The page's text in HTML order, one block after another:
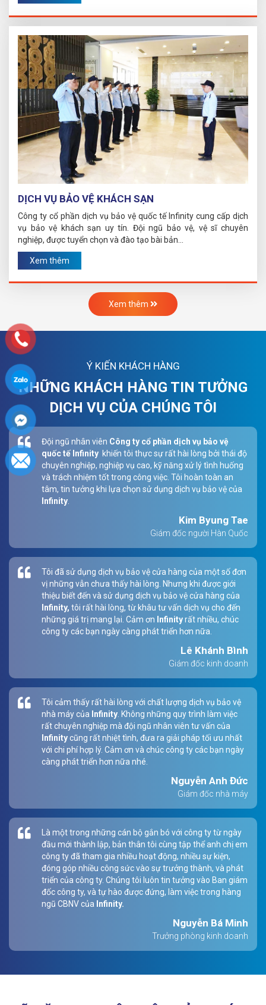
DỊCH VỤ BẢO VỆ KHÁCH SẠN
Công ty cổ phần dịch vụ bảo vệ quốc tế Infinity cung cấp dịch
vụ bảo vệ khách sạn uy tín. Đội ngũ bảo vệ, vệ sĩ chuyên
nghiệp, được tuyển chọn và đào tạo bài bản...
Xem thêm
Xem thêm
Ý KIẾN KHÁCH HÀNG
NHỮNG KHÁCH HÀNG TIN TƯỞNG
DỊCH VỤ CỦA CHÚNG TÔI
Đội ngũ nhân viên Công ty cổ phần dịch vụ bảo vệ
quốc tế Infinity khiến tôi thực sự rất hài lòng bởi thái độ
chuyên nghiệp, nghiệp vụ cao, kỹ năng xử lý tình huống
và trách nhiệm tốt trong công việc. Tôi hoàn toàn an
tâm, tin tưởng khi lựa chọn sử dụng dịch vụ bảo vệ của
Infinity
Kim Byung Tae
Giám đốc người Hàn Quốc
Tôi đã sử dụng dịch vụ bảo vệ cửa hàng của một số đơn
vị những vẫn chưa thấy hài lòng. Nhưng khi được giới
thiệu biết đến và sử dụng dịch vụ bảo vệ cửa hàng của
Infinity, tôi rất hài lòng, từ khâu tư vấn dịch vụ cho đến
những giá trị mang lại. Cảm ơn Infinityrất nhiều, chúc
công ty các bạn ngày càng phát triển hơn nữa.
Lê Khánh Bình
Giám đốc kinh doanh
Tôi cảm thấy rất hài lòng với chất lượng dịch vụ bảo vệ
nhà máy của Infinity . Không những quy trình làm việc
rất chuyên nghiệp mà đội ngũ nhân viên tư vấn của
Infinitycũng rất nhiệt tình, đưa ra giải pháp tối ưu nhất
với chi phí hợp lý. Cảm ơn và chúc công ty các bạn ngày
càng phát triển hơn nữa nhé.
Nguyễn Anh Đức
Giám đốc nhà máy
Là một trong những cán bộ gắn bó với công ty từ ngày
đầu mới thành lập, bản thân tôi cùng tập thể anh chị em
công ty đã tham gia nhiều hoạt động, nhiều sự kiện,
đóng góp nhiều công sức vào sự trưởng thành, và phát
triển của công ty. Chúng tôi luôn tin tưởng vào Ban giám
đốc công ty, và tự hào được đứng, làm việc trong hàng
ngũ CBNV của Infinity.
Nguyễn Bá Minh
Trưởng phòng kinh doanh